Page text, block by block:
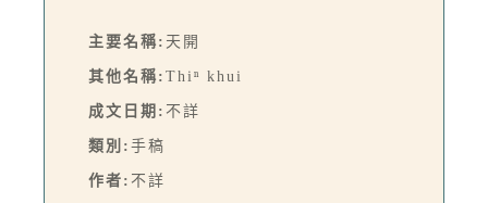
主要名稱: 天開
其他名稱: Thiⁿ khui
成文日期: 不詳
類別: 手稿
作者: 不詳